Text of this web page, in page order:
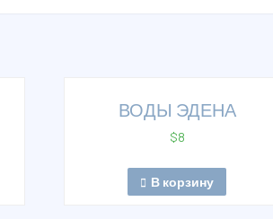
ВОДЫ ЭДЕНА
$8
В корзину